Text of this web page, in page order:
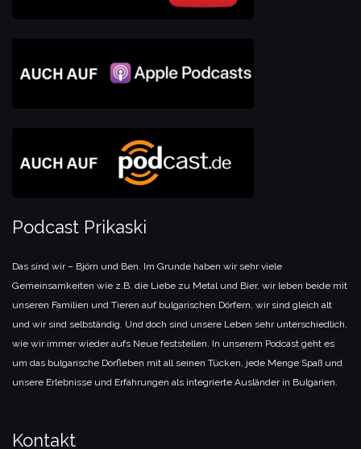
Podcast Prikaski
Das sind wir – Björn und Ben. Im Grunde haben wir sehr viele
Gemeinsamkeiten wie z.B. die Liebe zu Metal und Bier, wir leben beide mit
unseren Familien und Tieren auf bulgarischen Dörfern, wir sind gleich alt
und wir sind selbständig. Und doch sind unsere Leben sehr unterschiedlich,
wie wir immer wieder aufs Neue feststellen. In unserem Podcast geht es
um das bulgarische Dorfleben mit all seinen Tücken, jede Menge Spaß und
unsere Erlebnisse und Erfahrungen als integrierte Ausländer in Bulgarien.
Kontakt